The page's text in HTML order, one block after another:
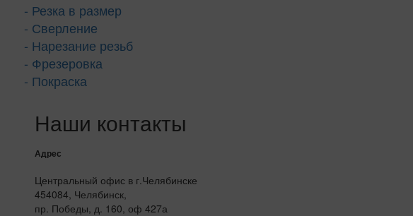
- Резка в размер
- Сверление
- Нарезание резьб
- Фрезеровка
- Покраска
Наши контакты
Адрес
Центральный офис в г.Челябинске
454084, Челябинск,
пр. Победы, д. 160, оф 427а